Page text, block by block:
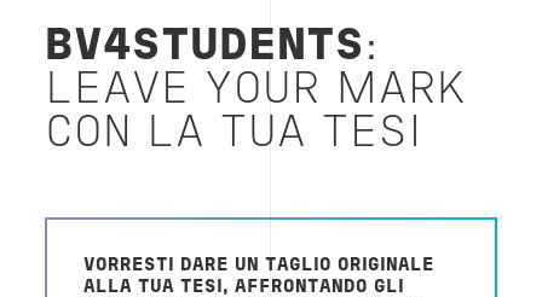
BV4STUDENTS :
LEAVE YOUR MARK
CON LA TUA TESI
VORRESTI DARE UN TAGLIO ORIGINALE
ALLA TUA TESI, AFFRONTANDO GLI